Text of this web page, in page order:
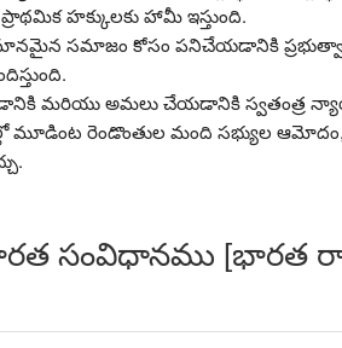
హక్కులకు హామీ ఇస్తుంది.
సమాజం కోసం పనిచేయడానికి
మరియు అమలు చేయడానికి స్వతంత్ర
మూడింట రెండొంతుల మంది సభ్యుల
సంవిధానము [భారత